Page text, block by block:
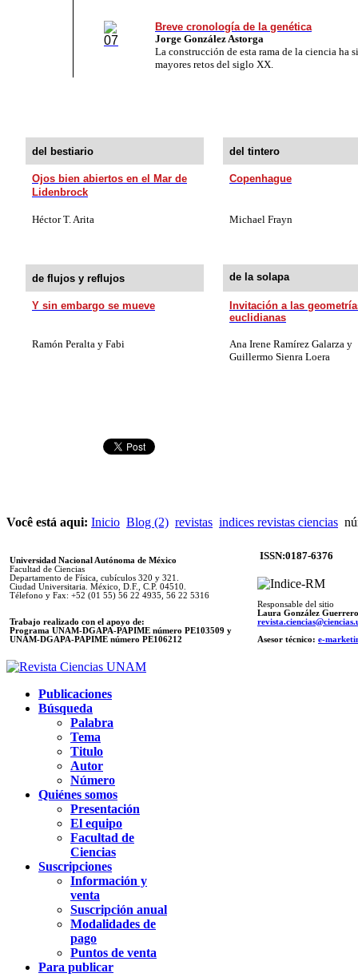
Breve cronología de la genética
Jorge González Astorga
La construcción de esta rama de la ciencia ha
mayores retos del siglo XX.
del bestiario del tintero
Ojos bien abiertos en el Mar de
Lidenbrock
Copenhague
Héctor T. Arita Michael Frayn
de flujos y reflujos de la solapa
Y sin embargo se mueve
Invitación a las
euclidianas
Ramón Peralta y Fabi
Ana Irene Ramírez Galarza y
Guillermo Sienra Loera
Você está aqui: Inicio Blog (2) revistas indices revistas ciencias
Universidad Nacional Autónoma de México
Facultad de Ciencias
Departamento de Física, cubículos 320 y 321.
Ciudad Universitaria. México, D.F., C.P. 04510.
Télefono y Fax: +52 (01 55) 56 22 4935, 56 22 5316
Trabajo realizado con el apoyo de:
Programa UNAM-DGAPA-PAPIME número PE103509 y
UNAM-DGAPA-PAPIME número PE106212
ISSN:0187-6376
Responsable del sitio
Laura González Guerrero
Asesor técnico: e-
Publicaciones
Búsqueda
Palabra
Tema
Titulo
Autor
Número
Quiénes somos
Presentación
El equipo
Facultad de
Ciencias
Suscripciones
Información y
venta
Suscripción anual
Modalidades de
pago
Puntos de venta
Para publicar